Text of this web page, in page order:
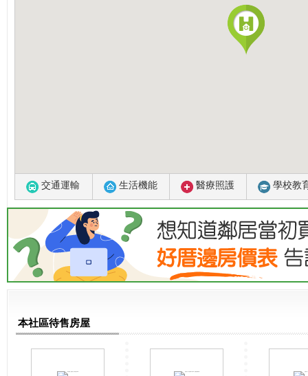
交通運輸 生活機能 醫療照護 學校教
本社區待售房屋